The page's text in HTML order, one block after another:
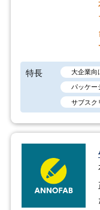
特長 大企業向
パッケー
サブスク